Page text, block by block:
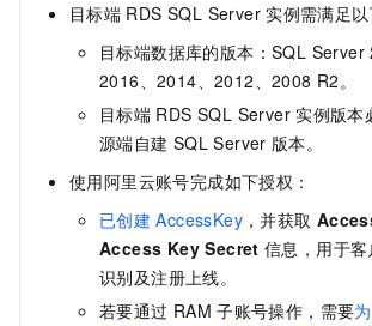
目标端 RDS SQL Server 实例需满足以
目标端数据库的版本：SQL Server
2016、 2014、 2012、2008 R2。
目标端 RDS SQL Server 实例版本
源端自建 SQL Server 版本。
使用阿里云账号完成如下授权：
已创建 AccessKey ，并获取
Access Key Secret 信息，用于
识别及注册上线。
若要通过 RAM 子账号操作，需要为